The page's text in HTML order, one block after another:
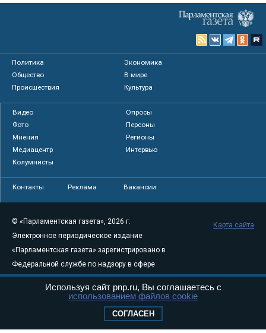
Политика
Экономика
Общество
В мире
Происшествия
Культура
Видео
Опросы
Фото
Персоны
Мнения
Регионы
Медиацентр
Интервью
Колумнисты
Контакты Реклама Вакансии
© «Парламентская газета», 2026 г.
Электронное периодическое издание
«Парламентская газета» зарегистрировано в
Федеральной службе по надзору в сфере
связи, информационных технологий и
массовых коммуникаций (Роскомнадзор) 05
Свидетельство о регистрации Эл № ФС77-
Карта сайта
Используя сайт pnp.ru, Вы соглашаетесь с
использованием файлов cookie
СОГЛАСЕН